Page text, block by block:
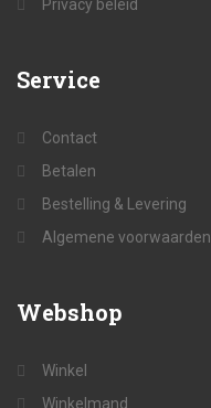
Privacy beleid
Service
Contact
Betalen
Bestelling & Levering
Algemene voorwaarden
Webshop
Winkel
Winkelmand